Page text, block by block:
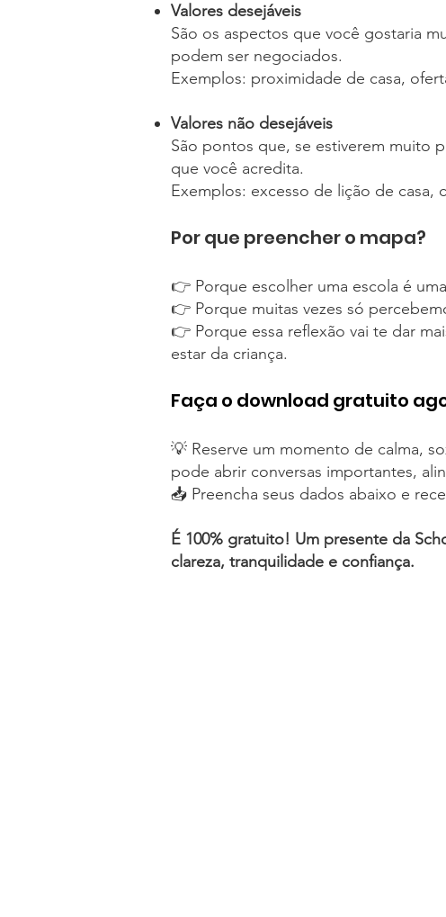
Valores desejáveis
São os aspectos que você gostaria
podem ser negociados.
Exemplos: proximidade de casa,
Valores não desejáveis
São pontos que, se estiverem muito
que você acredita.
Exemplos: excesso de lição de casa,
Por que preencher o mapa?
👉 Porque escolher uma escola é
👉 Porque muitas vezes só
👉 Porque essa reflexão vai te dar
estar da criança.
Faça o download gratuito
💡 Reserve um momento de calma,
pode abrir conversas importantes,
📥 Preencha seus dados abaixo e
É 100% gratuito! Um presente da
clareza, tranquilidade e confiança.